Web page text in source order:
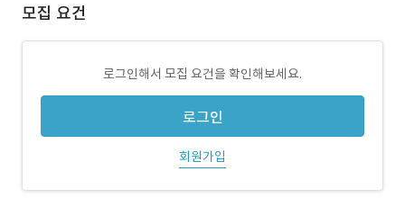
모집 요건
로그인해서 모집 요건을 확인해보세요.
로그인
회원가입